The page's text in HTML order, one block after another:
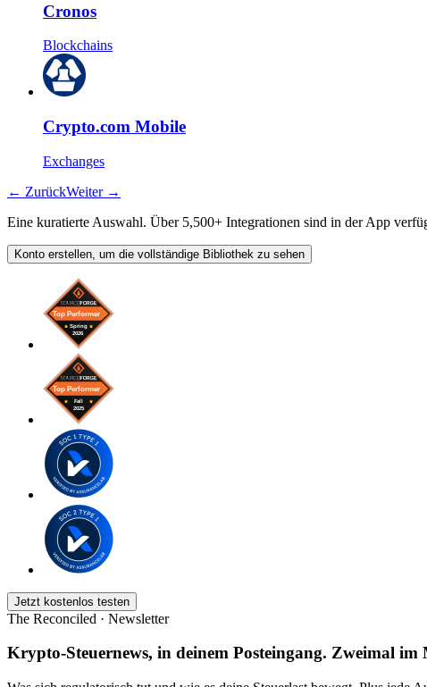
Cronos
Blockchains
Crypto.com Mobile
Exchanges
← ZurückWeiter →
Eine kuratierte Auswahl. Über 5,500+ Integrationen sind in der App
Konto erstellen, um die vollständige Bibliothek zu sehen
Jetzt kostenlos testen
The Reconciled · Newsletter
Krypto-Steuernews, in deinem Posteingang. Zweimal im